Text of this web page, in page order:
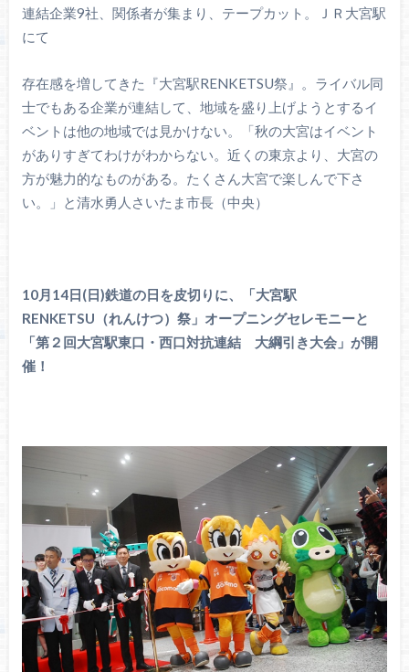
連結企業9社、関係者が集まり、テープカット。ＪＲ大宮駅
にて
存在感を増してきた『大宮駅RENKETSU祭』。ライバル同
士でもある企業が連結して、地域を盛り上げようとするイ
ベントは他の地域では見かけない。「秋の大宮はイベント
がありすぎてわけがわからない。近くの東京より、大宮の
方が魅力的なものがある。たくさん大宮で楽しんで下さ
い。」と清水勇人さいたま市長（中央）
10月14日(日)鉄道の日を皮切りに、「大宮駅
RENKETSU（れんけつ）祭」オープニングセレモニーと
「第２回大宮駅東口・西口対抗連結 大綱引き大会」が開
催！